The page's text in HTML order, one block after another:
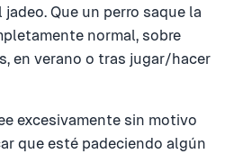
Que un perro saque la
normal, sobre
en verano o tras jugar/hacer
excesivamente sin motivo
que esté padeciendo algún